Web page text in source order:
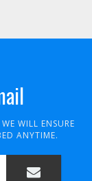
WILL ENSURE
ANYTIME.